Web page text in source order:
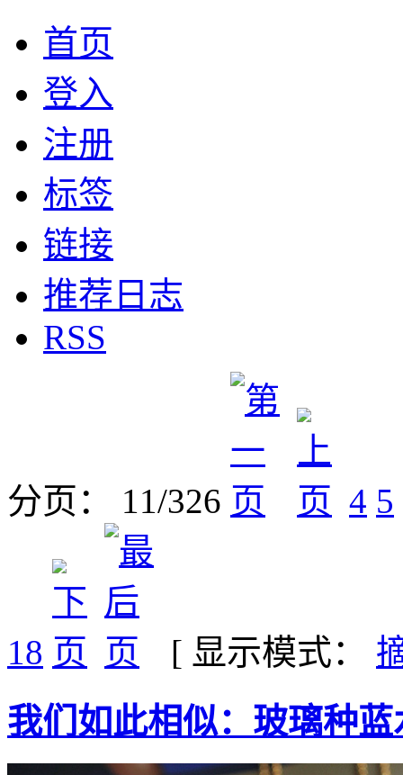
首页
登入
注册
标签
链接
推荐日志
RSS
分页： 11/326 4 5
18 [ 显示模式：
我们如此相似：玻璃种蓝